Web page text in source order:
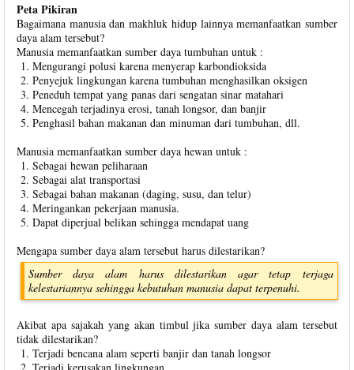
Peta Pikiran
Bagaimana manusia dan makhluk hidup lainnya memanfaatkan sumber
daya alam tersebut?
Manusia memanfaatkan sumber daya tumbuhan untuk :
Mengurangi polusi karena menyerap karbondioksida
Penyejuk lingkungan karena tumbuhan menghasilkan oksigen
Peneduh tempat yang panas dari sengatan sinar matahari
Mencegah terjadinya erosi, tanah longsor, dan banjir
Penghasil bahan makanan dan minuman dari tumbuhan, dll.
Manusia memanfaatkan sumber daya hewan untuk :
Sebagai hewan peliharaan
Sebagai alat transportasi
Sebagai bahan makanan (daging, susu, dan telur)
Meringankan pekerjaan manusia.
Dapat diperjual belikan sehingga mendapat uang
Mengapa sumber daya alam tersebut harus dilestarikan?
Sumber daya alam harus dilestarikan agar tetap terjaga
kelestariannya sehingga kebutuhan manusia dapat terpenuhi.
Akibat apa sajakah yang akan timbul jika sumber daya alam tersebut
tidak dilestarikan?
Terjadi bencana alam seperti banjir dan tanah longsor